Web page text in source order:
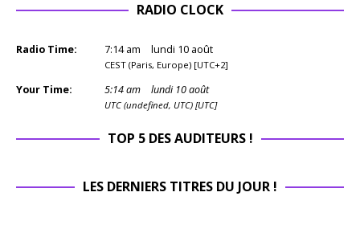
RADIO CLOCK
Radio Time: 7:14 am lundi 10 août
CEST (Paris, Europe) [UTC+2]
Your Time: 5:14am lundi 10 août
UTC (undefined, UTC) [UTC]
TOP 5 DES AUDITEURS !
LES DERNIERS TITRES DU JOUR !